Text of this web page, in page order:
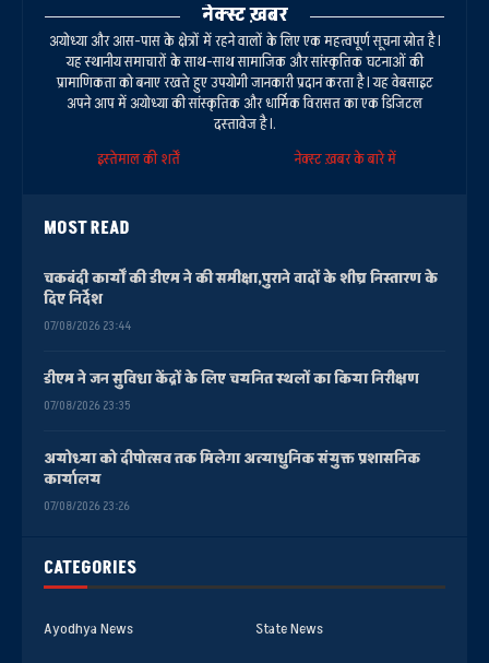
CATEGORIES
Ayodhya News
State News
नेक्स्ट ख़बर
अयोध्या और आस-पास के क्षेत्रों में रहने वालों के लिए एक महत्वपूर्ण सूचना स्रोत है।
यह स्थानीय समाचारों के साथ-साथ सामाजिक और सांस्कृतिक घटनाओं की
प्रामाणिकता को बनाए रखते हुए उपयोगी जानकारी प्रदान करता है। यह वेबसाइट
अपने आप में अयोध्या की सांस्कृतिक और धार्मिक विरासत का एक डिजिटल
दस्तावेज है।.
इस्तेमाल की शर्तें
नेक्स्ट ख़बर के बारे में
MOST READ
चकबंदी कार्यों की डीएम ने की समीक्षा,पुराने वादों के शीघ्र निस्तारण के
दिए निर्देश
07/08/2026 23:44
डीएम ने जन सुविधा केंद्रों के लिए चयनित स्थलों का किया निरीक्षण
07/08/2026 23:35
अयोध्या को दीपोत्सव तक मिलेगा अत्याधुनिक संयुक्त प्रशासनिक
कार्यालय
07/08/2026 23:26